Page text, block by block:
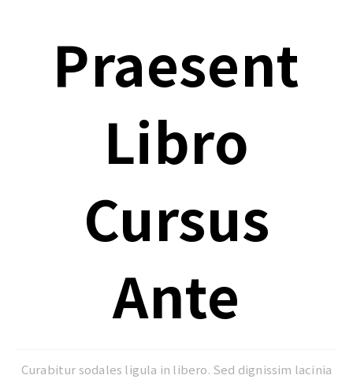
Praesent
Libro
Cursus
Ante
Curabitur sodales ligula in libero. Sed dignissim lacinia